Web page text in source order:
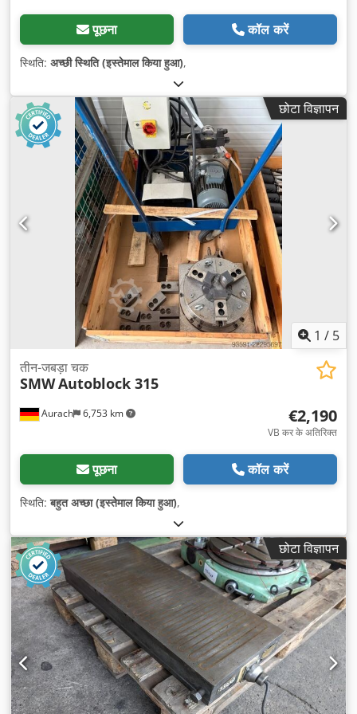
पूछना कॉल करें
स्थिति: अच्छी स्थिति (इस्तेमाल किया हुआ),
छोटा विज्ञापन
1 / 5
Aurach 6,753 km
तीन-जबड़ा चक
SMWAutoblock 315
€2,190
VB कर के अतिरिक्त
पूछना कॉल करें
स्थिति:बहुत अच्छा (इस्तेमाल किया हुआ),
छोटा विज्ञापन